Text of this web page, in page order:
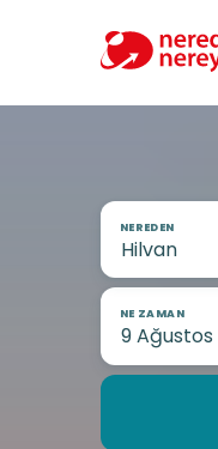
NEREDEN
NE ZAMAN